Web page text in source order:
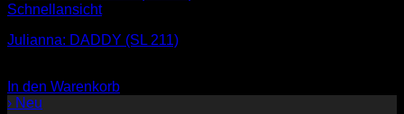
Schnellansicht
Julianna: DADDY (SL 211)
In den Warenkorb
› Neu